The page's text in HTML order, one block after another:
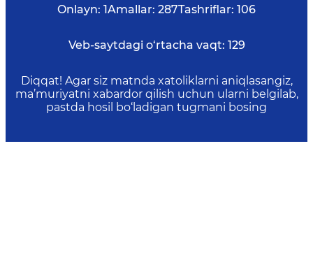
Onlayn: 1Amallar: 287Tashriflar: 106
Veb-saytdagi o‘rtacha vaqt: 129
Diqqat! Agar siz matnda xatoliklarni aniqlasangiz,
ma’muriyatni xabardor qilish uchun ularni belgilab,
pastda hosil bo‘ladigan tugmani bosing